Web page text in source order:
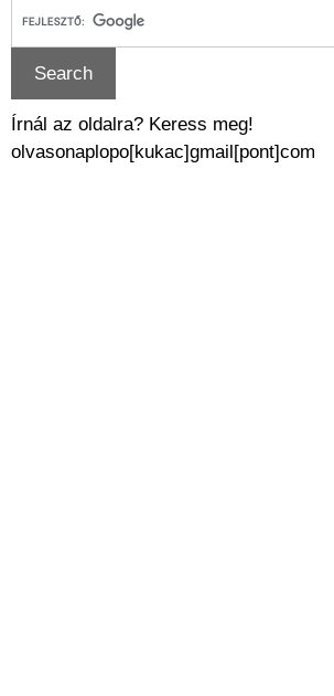
Írnál az oldalra? Keress meg!
olvasonaplopo[kukac]gmail[pont]com